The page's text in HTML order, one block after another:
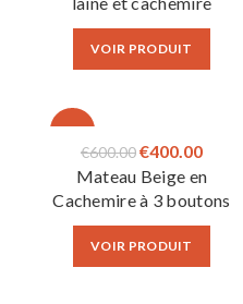
initial
était :
actuel
est :
VOIR PRODUIT
-33%
€600.00Le
prix
initial
était :
€400.00Le
prix
actuel
est :
Mateau Beige en
Cachemire à 3 boutons
VOIR PRODUIT